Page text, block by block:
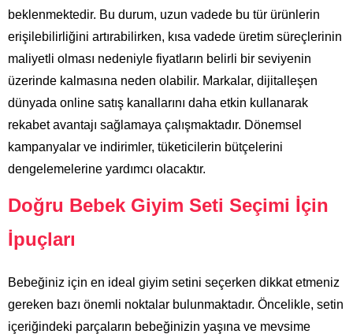
beklenmektedir. Bu durum, uzun vadede bu tür ürünlerin
erişilebilirliğini artırabilirken, kısa vadede üretim süreçlerinin
maliyetli olması nedeniyle fiyatların belirli bir seviyenin
üzerinde kalmasına neden olabilir. Markalar, dijitalleşen
dünyada online satış kanallarını daha etkin kullanarak
rekabet avantajı sağlamaya çalışmaktadır. Dönemsel
kampanyalar ve indirimler, tüketicilerin bütçelerini
dengelemelerine yardımcı olacaktır.
Doğru Bebek Giyim Seti Seçimi İçin
İpuçları
Bebeğiniz için en ideal giyim setini seçerken dikkat etmeniz
gereken bazı önemli noktalar bulunmaktadır. Öncelikle, setin
içeriğindeki parçaların bebeğinizin yaşına ve mevsime